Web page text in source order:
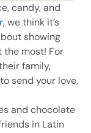
candy, and
, we think it’s
showing
the most! For
family,
send your love,
and chocolate
in Latin